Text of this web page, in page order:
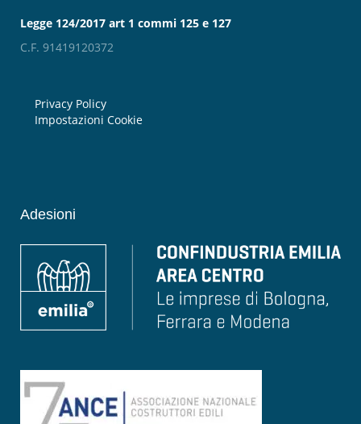
Legge 124/2017 art 1 commi 125 e 127
C.F. 91419120372
Privacy Policy
Impostazioni Cookie
Adesioni